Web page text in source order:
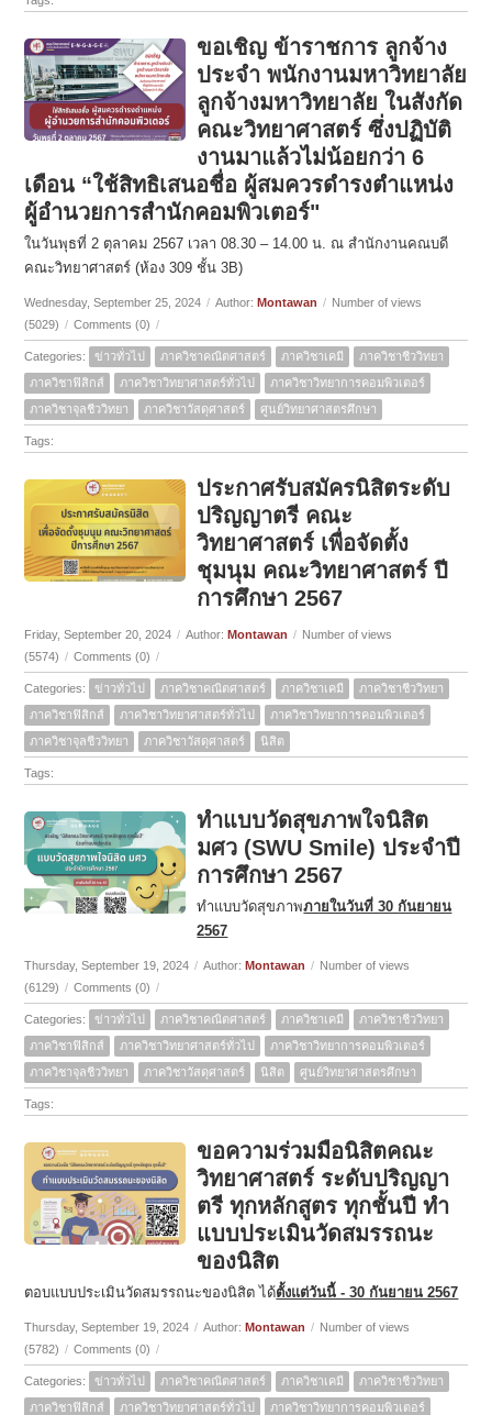
ขอเชิญ ข้าราชการ ลูกจ้าง
ประจำ พนักงานมหาวิทยาลัย
ลูกจ้างมหาวิทยาลัย ในสังกัด
คณะวิทยาศาสตร์ ซึ่งปฏิบัติ
งานมาแล้วไม่น้อยกว่า 6
เดือน “ใช้สิทธิเสนอชื่อ ผู้สมควรดำรงตำแหน่ง
ผู้อำนวยการสำนักคอมพิวเตอร์"
ในวันพุธที่ 2 ตุลาคม 2567 เวลา 08.30 – 14.00 น. ณ สำนักงานคณบดี
คณะวิทยาศาสตร์ (ห้อง 309 ชั้น 3B)
Wednesday, September 25, 2024 / Author:Montawan / Number of views
(5029) / Comments (0) /
Categories: ข่าวทั่วไป ภาควิชาคณิตศาสตร์ ภาควิชาเคมี
ภาควิชาชีววิทยา
ภาควิชาฟิสิกส์
ภาควิชาวิทยาศาสตร์ทั่วไป
ภาควิชาวิทยาการคอมพิวเตอร์
ภาควิชาจุลชีววิทยา
ภาควิชาวัสดุศาสตร์ ศูนย์วิทยาศาสตรศึกษา
Tags:
ประกาศรับสมัครนิสิตระดับ
ปริญญาตรี คณะ
วิทยาศาสตร์ เพื่อจัดตั้ง
ชุมนุม คณะวิทยาศาสตร์ ปี
การศึกษา 2567
Friday, September 20, 2024 / Author:Montawan / Number of views
(5574) / Comments (0) /
Categories: ข่าวทั่วไป ภาควิชาคณิตศาสตร์ ภาควิชาเคมี
ภาควิชาชีววิทยา
ภาควิชาฟิสิกส์
ภาควิชาวิทยาศาสตร์ทั่วไป
ภาควิชาวิทยาการคอมพิวเตอร์
ภาควิชาจุลชีววิทยา
ภาควิชาวัสดุศาสตร์ นิสิต
Tags:
ทำแบบวัดสุขภาพใจนิสิต
มศว (SWU Smile) ประจำปี
การศึกษา 2567
ทำแบบวัดสุขภาพภายในวันที่ 30 กันยายน
2567
Thursday, September 19, 2024 / Author:Montawan / Number of views
(6129) / Comments (0) /
Categories: ข่าวทั่วไป ภาควิชาคณิตศาสตร์ ภาควิชาเคมี
ภาควิชาชีววิทยา
ภาควิชาฟิสิกส์
ภาควิชาวิทยาศาสตร์ทั่วไป
ภาควิชาวิทยาการคอมพิวเตอร์
ภาควิชาจุลชีววิทยา
ภาควิชาวัสดุศาสตร์ นิสิต ศูนย์วิทยาศาสตรศึกษา
Tags:
ขอความร่วมมือนิสิตคณะ
วิทยาศาสตร์ ระดับปริญญา
ตรี ทุกหลักสูตร ทุกชั้นปี ทำ
แบบประเมินวัดสมรรถนะ
ของนิสิต
ตอบแบบประเมินวัดสมรรถนะของนิสิต ได้ตั้งแต่วันนี้ - 30 กันยายน 2567
Thursday, September 19, 2024 / Author:Montawan / Number of views
(5782) / Comments (0) /
Categories: ข่าวทั่วไป ภาควิชาคณิตศาสตร์ ภาควิชาเคมี
ภาควิชาชีววิทยา
ภาควิชาฟิสิกส์
ภาควิชาวิทยาศาสตร์ทั่วไป
ภาควิชาวิทยาการคอมพิวเตอร์